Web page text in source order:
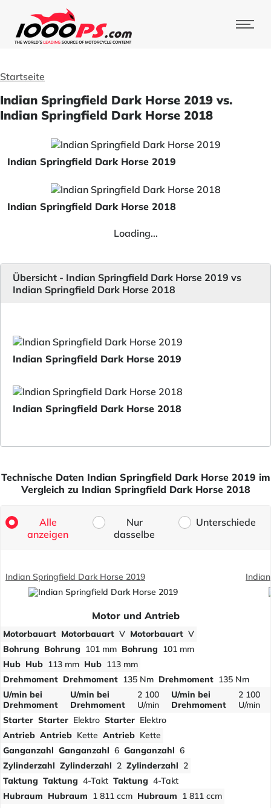
Startseite
Indian Springfield Dark Horse 2019 vs.
Indian Springfield Dark Horse 2018
Indian Springfield Dark Horse 2019
Indian Springfield Dark Horse 2018
Loading...
Übersicht - Indian Springfield Dark Horse 2019 vs
Indian Springfield Dark Horse 2018
Indian Springfield Dark Horse 2019
Indian Springfield Dark Horse 2018
Technische Daten Indian Springfield Dark Horse 2019 im
Vergleich zu Indian Springfield Dark Horse 2018
Alle
anzeigen
Nur
dasselbe
Unterschiede
Indian Springfield Dark Horse 2019
Motor und Antrieb
Motorbauart Motorbauart V Motorbauart V
Bohrung Bohrung 101 mm Bohrung 101 mm
Hub Hub 113 mm Hub 113 mm
Drehmoment Drehmoment 135 Nm Drehmoment 135 Nm
U/min bei
Drehmoment
U/min bei
Drehmoment
2 100
U/min
U/min bei
Drehmoment
2 100
U/min
Starter Starter Elektro Starter Elektro
Antrieb Antrieb Kette Antrieb Kette
Ganganzahl Ganganzahl 6 Ganganzahl 6
Zylinderzahl Zylinderzahl 2 Zylinderzahl 2
Taktung Taktung 4-Takt Taktung 4-Takt
Hubraum Hubraum 1 811 ccm Hubraum 1 811 ccm